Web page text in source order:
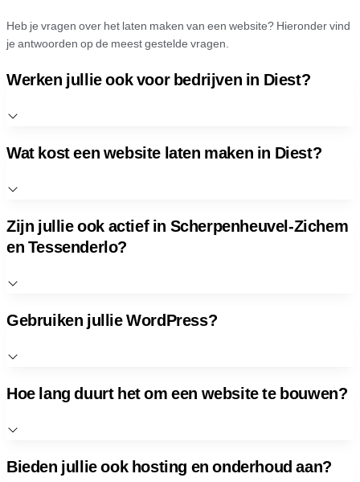
Heb je vragen over het laten maken van een website? Hieronder vind
je antwoorden op de meest gestelde vragen.
Werken jullie ook voor bedrijven in Diest?
Wat kost een website laten maken in Diest?
Zijn jullie ook actief in Scherpenheuvel-Zichem
en Tessenderlo?
Gebruiken jullie WordPress?
Hoe lang duurt het om een website te bouwen?
Bieden jullie ook hosting en onderhoud aan?